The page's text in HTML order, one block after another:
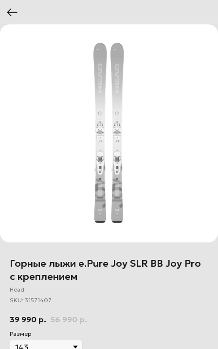
Горные лыжи e.Pure Joy SLR BB Joy Pro
с креплением
Head
SKU: 31571407
39 990 р. 56 990 р.
Размер